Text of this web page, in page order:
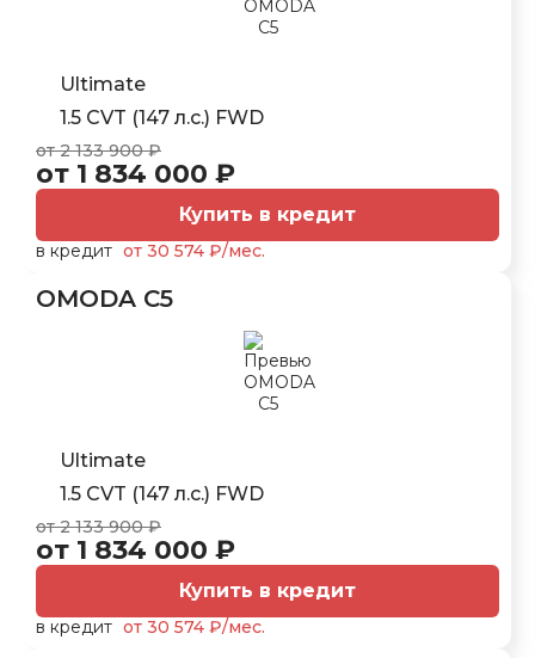
Ultimate
1.5 CVT (147 л.с.) FWD
от 2 133 900 ₽
от 1 834 000 ₽
Купить в кредит
в кредит от 30 574 ₽/мес.
OMODA C5
Ultimate
1.5 CVT (147 л.с.) FWD
от 2 133 900 ₽
от 1 834 000 ₽
Купить в кредит
в кредит от 30 574 ₽/мес.